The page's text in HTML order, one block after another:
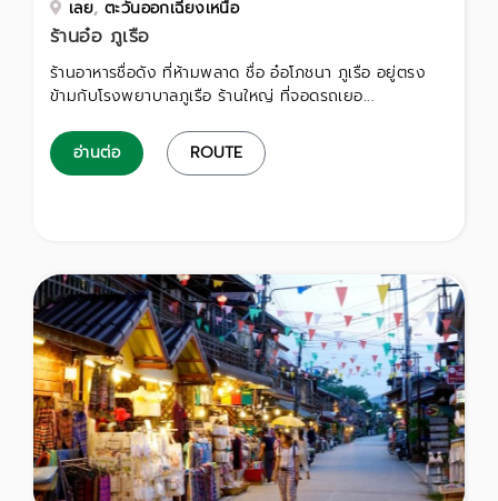
เลย, ตะวันออกเฉียงเหนือ
ร้านอ๋อ ภูเรือ
ร้านอาหารชื่อดัง ที่ห้ามพลาด ชื่อ อ๋อโภชนา ภูเรือ อยู่ตรง
ข้ามกับโรงพยาบาลภูเรือ ร้านใหญ่ ที่จอดรถเยอ...
อ่านต่อ ROUTE